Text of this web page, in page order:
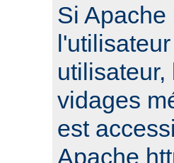
Si Apache
vidages
est
Apache